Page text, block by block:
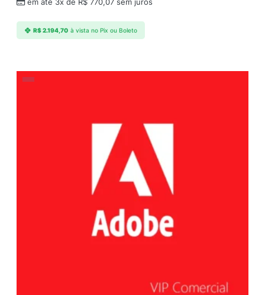
em até 3x de R$ 770,07 sem juros
R$2.194,70 à vista no Pix ou Boleto